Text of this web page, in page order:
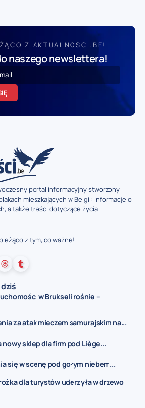
Z AKTUALNOSCI.BE!
naszego newslettera!
portal informacyjny stworzony
mieszkających w Belgii: informacje o
a także treści dotyczące życia
z tym, co ważne!
w Brukseli rośnie –
za atak mieczem samurajskim na...
sklep dla firm pod Liège...
się w scenę pod gołym niebem...
dla turystów uderzyła w drzewo